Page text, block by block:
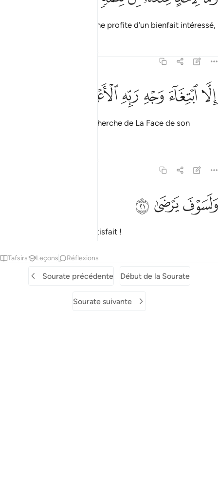
et auprès de qui personne ne profite d’un bienfait intéressé,
Réflexions
الا ابتغاء وجه ربه الاعلى ٢٠
إِلَّا ٱبْتِغَآءَ وَجْهِ رَبِّهِ ٱلْأَعْلَىٰ ٢٠
ﱰﱱﱲﱳﱴ
mais seulement pour la recherche de La Face de son
Réflexions
ولسوف يرضى ٢١
وَلَسَوْفَ يَرْضَىٰ ٢١
ﱶﱷ ﱸ
Et certes, il sera bientôt satisfait !
Tafsirs Leçons Réflexions
Sourate précédente Début de la Sourate
Sourate suivante